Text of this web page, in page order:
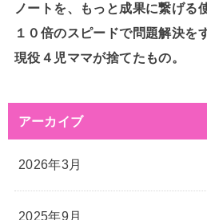
ノートを、もっと成果に繋げる
１０倍のスピードで問題解決を
現役４児ママが捨てたもの。
アーカイブ
2026年3月
2025年9月